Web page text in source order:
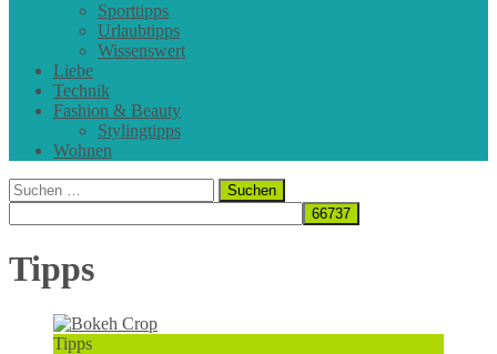
Sporttipps
Urlaubtipps
Wissenswert
Liebe
Technik
Fashion & Beauty
Stylingtipps
Wohnen
Suchen
nach:
Tipps
Tipps